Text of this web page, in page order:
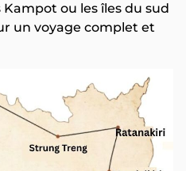
ou les îles du sud
un voyage complet et